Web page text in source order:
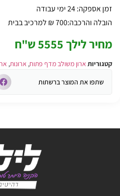
זמן אספקה: 24 ימי עבודה
הובלה והרכבה:700 ₪ למרכיב בבית
מחיר לילך 5555 ש"ח
קטגוריות ארון משולב מדף פתוח, ארונות,
שתפו את המוצר ברשתות